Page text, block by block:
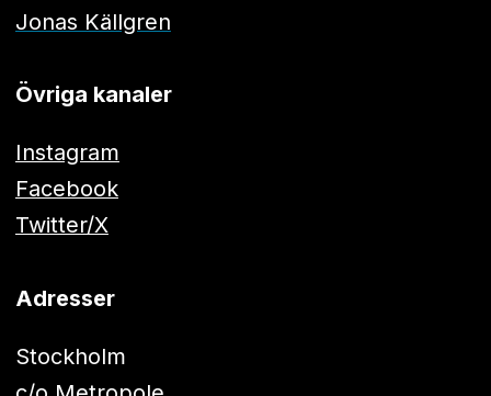
Jonas Källgren
Övriga kanaler
Instagram
Facebook
Twitter/X
Adresser
Stockholm